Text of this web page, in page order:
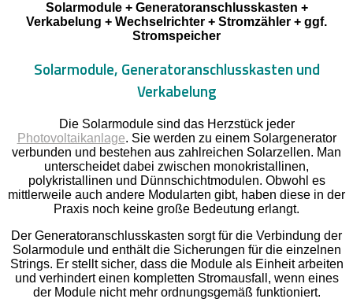
Solarmodule + Generatoranschlusskasten +
Verkabelung + Wechselrichter + Stromzähler + ggf.
Stromspeicher
Solarmodule, Generatoranschlusskasten und
Verkabelung
Die Solarmodule sind das Herzstück jeder
Photovoltaikanlage. Sie werden zu einem Solargenerator
verbunden und bestehen aus zahlreichen Solarzellen. Man
unterscheidet dabei zwischen monokristallinen,
polykristallinen und Dünnschichtmodulen. Obwohl es
mittlerweile auch andere Modularten gibt, haben diese in der
Praxis noch keine große Bedeutung erlangt.
Der Generatoranschlusskasten sorgt für die Verbindung der
Solarmodule und enthält die Sicherungen für die einzelnen
Strings. Er stellt sicher, dass die Module als Einheit arbeiten
und verhindert einen kompletten Stromausfall, wenn eines
der Module nicht mehr ordnungsgemäß funktioniert.